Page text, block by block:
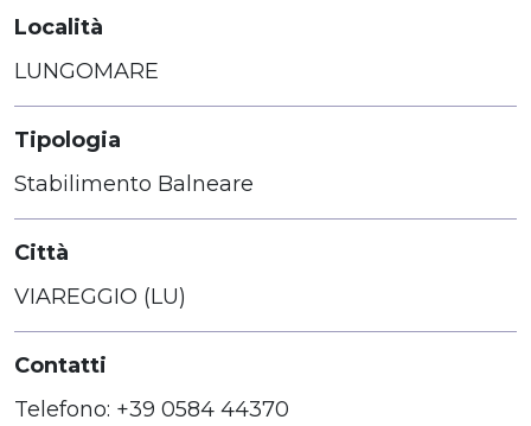
Località
LUNGOMARE
Tipologia
Stabilimento Balneare
Città
VIAREGGIO (LU)
Contatti
Telefono: +39 0584 44370